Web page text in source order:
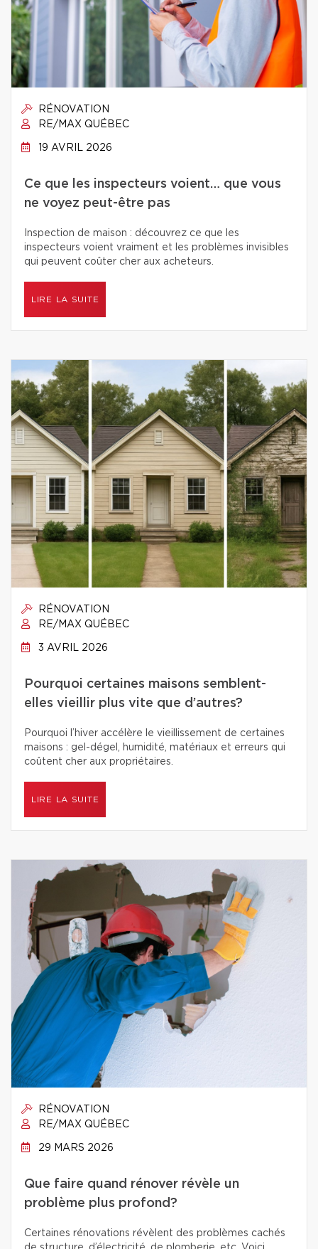
RÉNOVATION
RE/MAX QUÉBEC
19 AVRIL 2026
Ce que les inspecteurs voient… que vous
ne voyez peut-être pas
Inspection de maison : découvrez ce que les
inspecteurs voient vraiment et les problèmes invisibles
qui peuvent coûter cher aux acheteurs.
LIRE LA SUITE
RÉNOVATION
RE/MAX QUÉBEC
3 AVRIL 2026
Pourquoi certaines maisons semblent-
elles vieillir plus vite que d’autres?
Pourquoi l’hiver accélère le vieillissement de certaines
maisons : gel-dégel, humidité, matériaux et erreurs qui
coûtent cher aux propriétaires.
LIRE LA SUITE
RÉNOVATION
RE/MAX QUÉBEC
29 MARS 2026
Que faire quand rénover révèle un
problème plus profond?
Certaines rénovations révèlent des problèmes cachés